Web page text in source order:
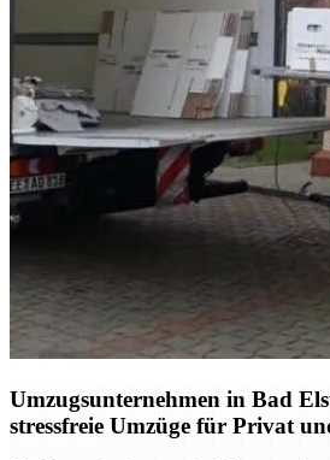
Umzugsunternehmen in Bad
stressfreie Umzüge für Privat